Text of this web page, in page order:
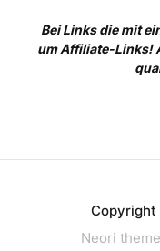
Bei Links die mit
um Affiliate-Links!
Neori